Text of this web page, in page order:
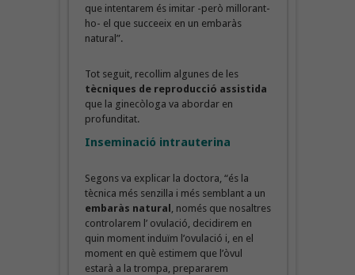
que intentarem és imitar -però millorant-
ho- el que succeeix en un embaràs
natural”.
Tot seguit, recollim algunes de les
tècniques de reproducció assistida
que la ginecòloga va abordar en
profunditat.
Inseminació intrauterina
Segons va explicar la doctora, “és la
tècnica més senzilla i més semblant a un
embaràs natural
, només que nosaltres
controlarem l’ ovulació, decidirem en
quin moment induïm l’ovulació i, en el
moment en què estimem que l’òvul
estarà a la trompa, prepararem